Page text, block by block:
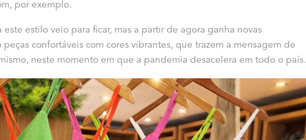
por exemplo.
estilo veio para ficar, mas a partir de agora ganha novas
peças confortáveis com cores vibrantes, que trazem a mensagem de
neste momento em que a pandemia desacelera em todo o país.